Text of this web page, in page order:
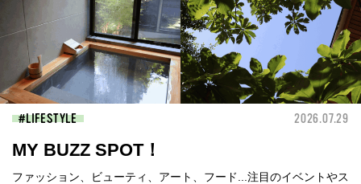
LIFESTYLE 2026.07.29
MY BUZZ SPOT！
ファッション、ビューティ、アート、フード...注目のイベントやス